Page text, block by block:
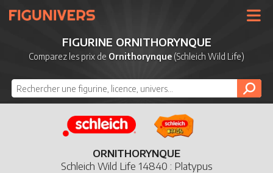
UNIVERS
LICENCES
NOUVEAUTÉS
DERNIERS AJOUTS
FIGURINE ORNITHORYNQUE
Comparez les prix de Ornithorynque (Schleich Wild Life)
ORNITHORYNQUE
Schleich Wild Life 14840 : Platypus